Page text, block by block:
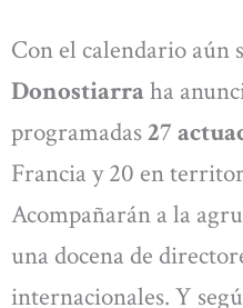
Con el calendario aún
Donostiarraha
programadas27
Francia y 20 en
Acompañarán a la
una docena de
internacionales. Y